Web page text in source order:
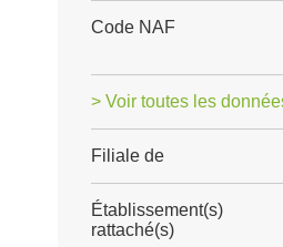
Code NAF
> Voir toutes les
Filiale de
Établissement(s)
rattaché(s)